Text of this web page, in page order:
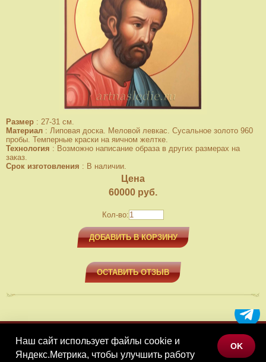
Размер : 27-31 см.
Материал : Липовая доска. Меловой левкас. Сусальное золото 960
пробы. Темперные краски на яичном желтке.
Технология : Возможно написание образа в других размерах на
заказ.
Срок изготовления : В наличии.
Цена
60000 руб.
Кол-во:
ДОБАВИТЬ В КОРЗИНУ
ОСТАВИТЬ ОТЗЫВ
МЕНЮ
КАТАЛОГ ТОВАРОВ
Наш сайт использует файлы cookie и
Яндекс.Метрика, чтобы улучшить работу
OK